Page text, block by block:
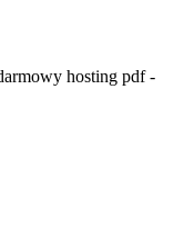
hosting pdf -